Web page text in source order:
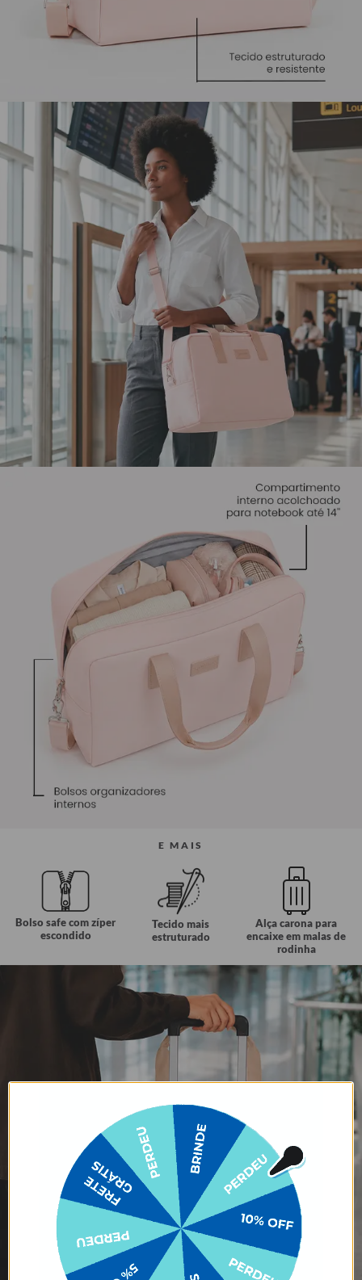
E MAIS
Bolso safe com zíper
escondido
Tecido mais
estruturado
Alça carona para
encaixe em malas de
rodinha